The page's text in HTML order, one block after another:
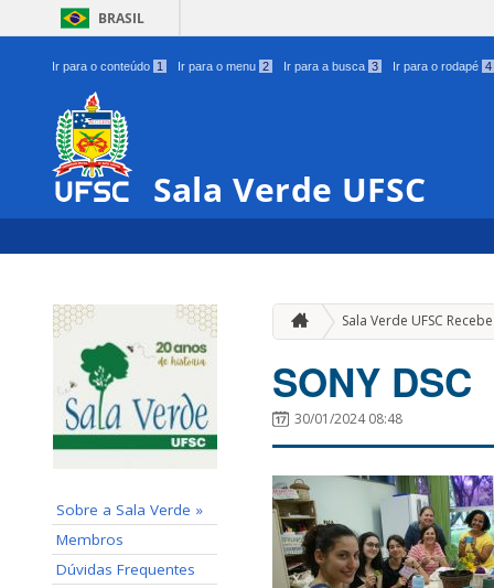
BRASIL
Ir para o conteúdo 1 Ir para o menu 2 Ir para a busca 3 Ir para o rodapé 4
Sala Verde UFSC
Sobre a Sala Verde »
Membros
Dúvidas Frequentes
Sala Verde UFSC
SONY DSC
30/01/2024 08:48